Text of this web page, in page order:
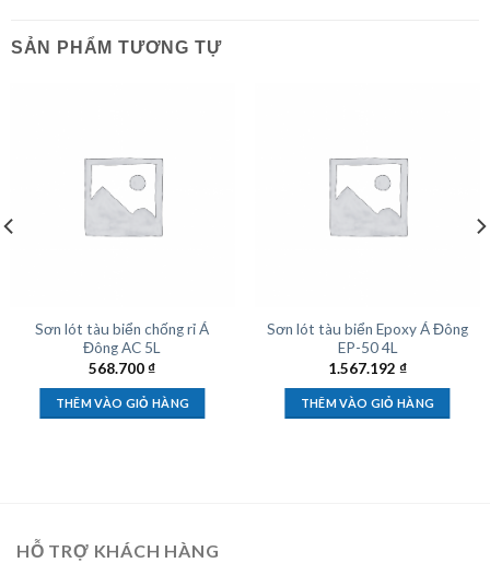
SẢN PHẨM TƯƠNG TỰ
Sơn lót tàu biển chống rỉ Á
Đông AC 5L
568.700₫
THÊM VÀO GIỎ HÀNG
Sơn lót tàu biển Epoxy Á Đông
EP-50 4L
1.567.192₫
THÊM VÀO GIỎ HÀNG
HỖ TRỢ KHÁCH HÀNG